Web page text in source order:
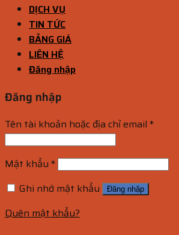
DỊCH VỤ
TIN TỨC
BẢNG GIÁ
LIÊN HỆ
Đăng nhập
Đăng nhập
Tên tài khoản hoặc địa chỉ email *
Mật khẩu *
Ghi nhớ mật khẩu
Đăng nhập
Quên mật khẩu?